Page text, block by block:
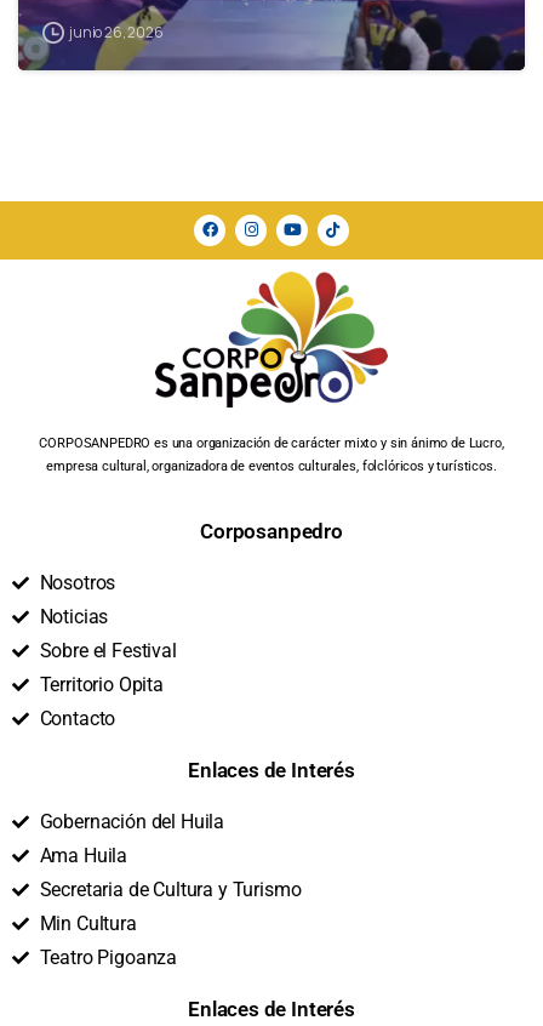
junio 26, 2026
CORPOSANPEDRO es una organización de carácter mixto y sin ánimo de Lucro,
empresa cultural, organizadora de eventos culturales, folclóricos y turísticos.
Corposanpedro
Nosotros
Noticias
Sobre el Festival
Territorio Opita
Contacto
Enlaces de Interés
Gobernación del Huila
Ama Huila
Secretaria de Cultura y Turismo
Min Cultura
Teatro Pigoanza
Enlaces de Interés